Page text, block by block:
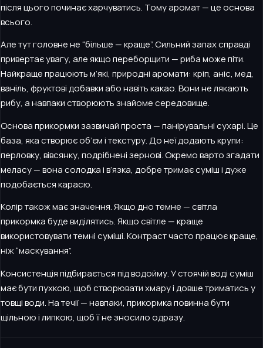
після цього починає харчуватись. Тому аромат — це основа
всього.
Але тут головне не “більше — краще”. Сильний запах справді
привертає увагу, але якщо переборщити — риба може піти.
Найкраще працюють м’які, природні аромати: кріп, аніс, мед,
ваніль, фруктові добавки або навіть какао. Вони не лякають
рибу, а навпаки створюють знайоме середовище.
Основа прикормки зазвичай проста — панірувальні сухарі. Це
база, яка створює об’єм і текстуру. До неї додають крупи:
перловку, вівсянку, подрібнені зернові. Окремо варто згадати
меласу — вона солодка і в’язка, добре тримає суміш і дуже
подобається карасю.
Колір також має значення. Якщо дно темне — світла
прикормка буде виділятись. Якщо світле — краще
використовувати темні суміші. Контраст часто працює краще,
ніж “маскування”.
Консистенція підбирається під водойму. У стоячій воді суміш
має бути пухкою, щоб створювати хмару і довше триматись у
товщі води. На течії — навпаки, прикормка повинна бути
щільною і липкою, щоб її не зносило одразу.